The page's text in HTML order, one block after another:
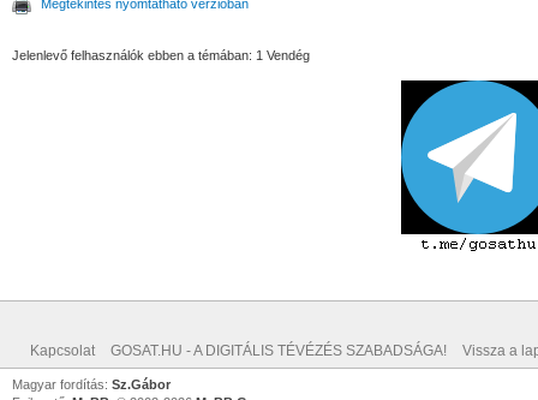
Megtekintés nyomtatható verzióban
Jelenlevő felhasználók ebben a témában: 1 Vendég
Kapcsolat GOSAT.HU - A DIGITÁLIS TÉVÉZÉS SZABADSÁGA! Vissza a
Magyar fordítás: Sz.Gábor